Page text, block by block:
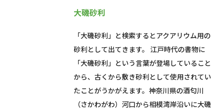
大磯砂利
「大磯砂利」と検索するとアクアリウム用の
砂利として出てきます。 江戸時代の書物に
「大磯砂利」という言葉が登場していること
から、古くから敷き砂利として使用されてい
たことがうかがえます。神奈川県の酒匂川
（さかわがわ）河口から相模湾岸沿いに大磯